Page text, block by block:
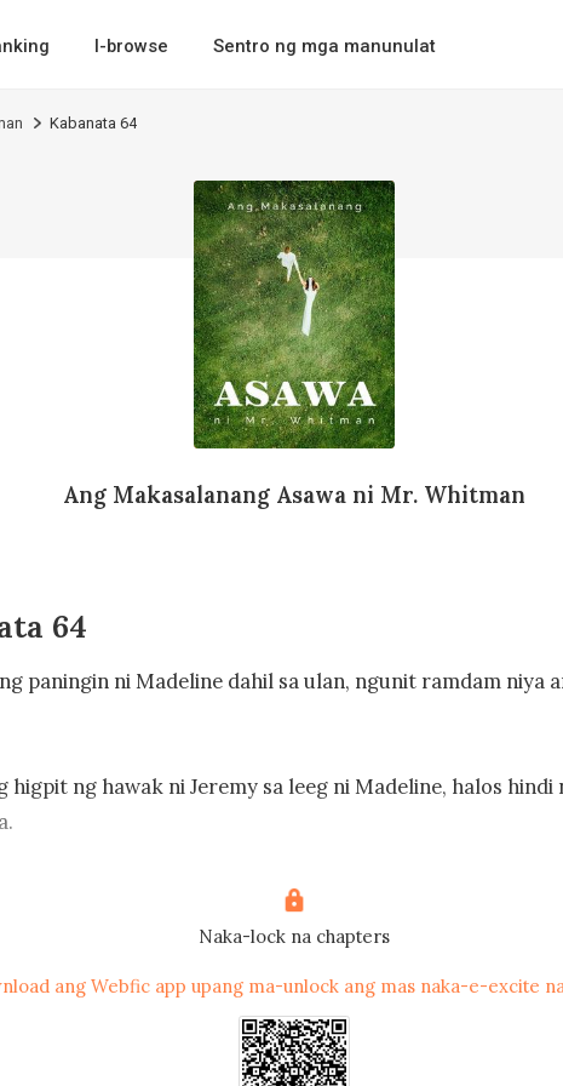
I-browse Sentro ng mga manunulat
Kabanata 64
Ang Makasalanang Asawa ni Mr. Whitman
64
paningin ni Madeline dahil sa ulan, ngunit ramdam niya
higpit ng hawak ni Jeremy sa leeg ni Madeline, halos hindi
niya ang namumulang mukha ni Madeline na halos
siya na para bang nailabas niya na ang kanyang galit.
ng kanyang hininga si Madeline habang bumubuhos ang
Naka-lock na chapters
ang Webfic app upang ma-unlock ang mas naka-e-excite